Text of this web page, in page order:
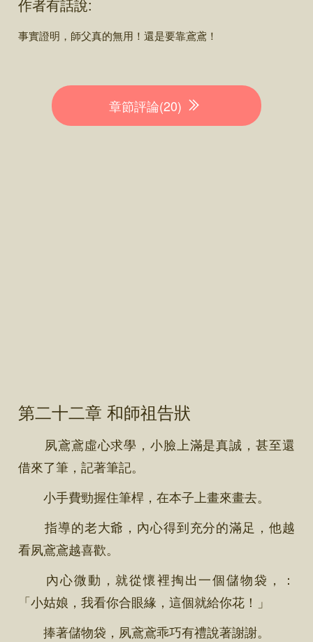
作者有話說:
事實證明，師父真的無用！還是要靠鳶鳶！
章節評論(20)
第二十二章 和師祖告狀
夙鳶鳶虛心求學，小臉上滿是真誠，甚至還
借來了筆，記著筆記。
小手費勁握住筆桿，在本子上畫來畫去。
指導的老大爺，內心得到充分的滿足，他越
看夙鳶鳶越喜歡。
內心微動，就從懷裡掏出一個儲物袋，：
「小姑娘，我看你合眼緣，這個就給你花！」
捧著儲物袋，夙鳶鳶乖巧有禮說著謝謝。